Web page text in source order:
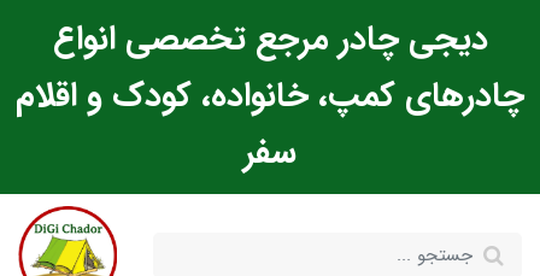
دیجی چادر مرجع تخصصی انواع
چادرهای کمپ، خانواده، کودک و اقلام
سفر